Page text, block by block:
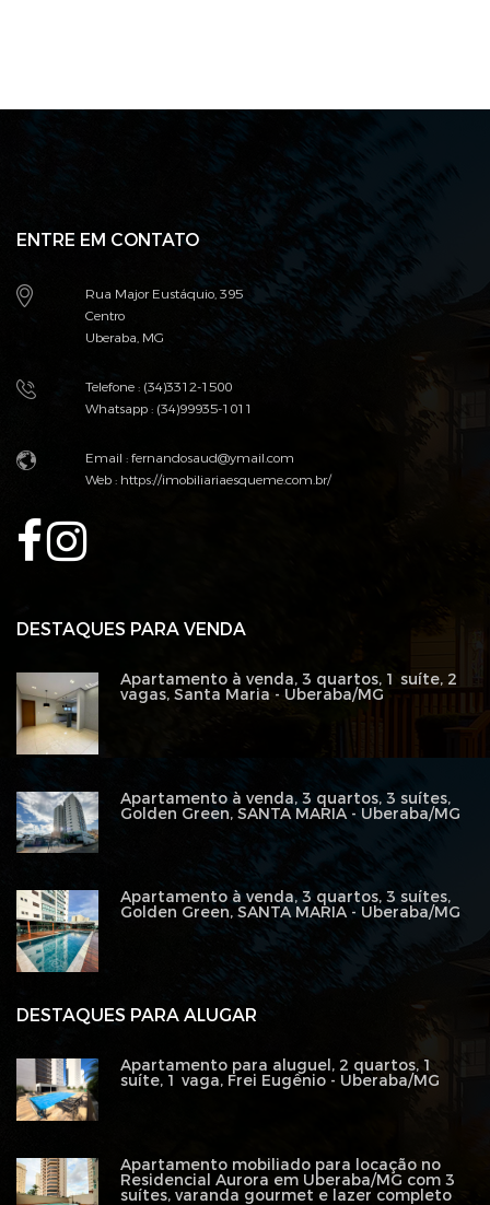
ENTRE EM CONTATO
Rua Major Eustáquio, 395
Centro
Uberaba, MG
Telefone : (34)3312-1500
Whatsapp : (34)99935-1011
Email :fernandosaud@ymail.com
Web :https://imobiliariaesqueme.com.br/
DESTAQUES PARA ALUGAR
Apartamento para aluguel, 2 quartos, 1
suíte, 1 vaga, Frei Eugênio - Uberaba/MG
Apartamento mobiliado para locação no
Residencial Aurora em Uberaba/MG com 3
suítes, varanda gourmet e lazer completo
DESTAQUES PARA VENDA
Apartamento à venda, 3 quartos, 1 suíte, 2
vagas, Santa Maria - Uberaba/MG
Apartamento à venda, 3 quartos, 3 suítes,
Golden Green, SANTA MARIA - Uberaba/MG
Apartamento à venda, 3 quartos, 3 suítes,
Golden Green, SANTA MARIA - Uberaba/MG